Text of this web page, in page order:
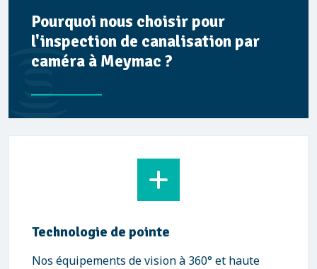
Pourquoi nous choisir pour
l'inspection de canalisation par
caméra à Meymac ?
Technologie de pointe
Nos équipements de vision à 360° et haute